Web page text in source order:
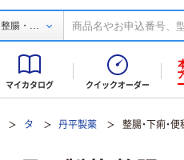
整腸・ ...
マイカタログ クイックオーダー
タ 丹平製薬 整腸・下痢・便